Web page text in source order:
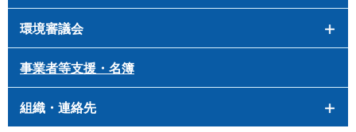
環境審議会
事業者等支援・名簿
組織・連絡先